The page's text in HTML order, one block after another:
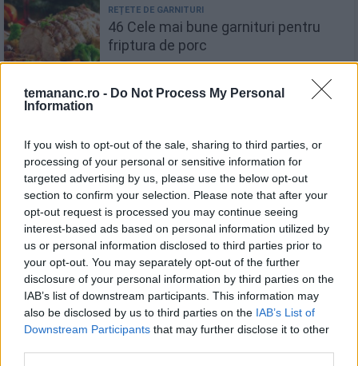
temananc.ro - Do Not Process My Personal
Information
If you wish to opt-out of the sale, sharing to third parties, or
processing of your personal or sensitive information for
targeted advertising by us, please use the below opt-out
section to confirm your selection. Please note that after your
opt-out request is processed you may continue seeing
interest-based ads based on personal information utilized by
us or personal information disclosed to third parties prior to
your opt-out. You may separately opt-out of the further
disclosure of your personal information by third parties on the
IAB’s list of downstream participants. This information may
also be disclosed by us to third parties on the IAB’s List of
Downstream Participants that may further disclose it to other
46 Cele mai bune garnituri pentru
friptura de porc
porc
Pulpă de porc la cuptor, în sos de
roșii cu usturoi
Pulpă de porc cu cartofi, la cuptor